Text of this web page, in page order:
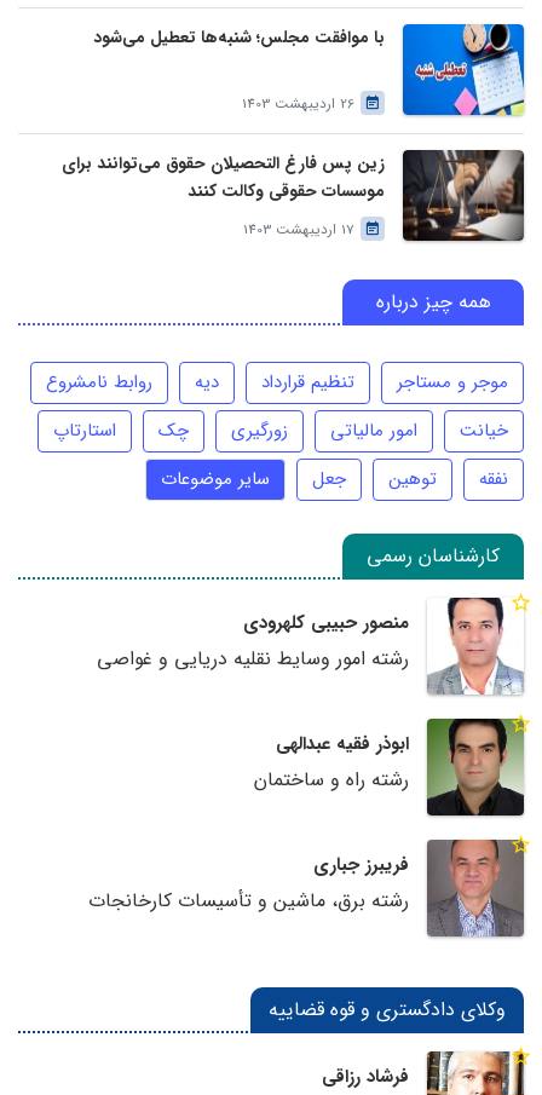
با موافقت مجلس؛ شنبه‌ها تعطیل می‌شود
26 اردیبهشت 1403
زین پس فارغ التحصیلان حقوق می‌توانند برای
موسسات حقوقی وکالت کنند
17 اردیبهشت 1403
همه چیز درباره
موجر و مستاجر تنظیم قرارداد دیه
روابط نامشروع
خیانت
امور مالیاتی زورگیری چک
استارتاپ
نفقه
توهین جعل سایر موضوعات
کارشناسان رسمی
منصور حبیبی کلهرودی
رشته امور وسایط نقلیه دریایی و غواصی
ابوذر فقیه عبدالهی
رشته راه و ساختمان
فریبرز جباری
رشته برق، ماشین و تأسیسات کارخانجات
وکلای دادگستری و قوه قضاییه
فرشاد رزاقی